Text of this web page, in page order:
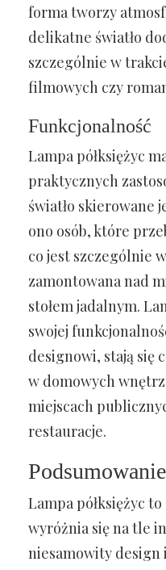
forma tworzy
delikatne światło
szczególnie w
filmowych czy
Funkcjonalność
Lampa półksiężyc
praktycznych
światło skierowane
ono osób, które
co jest szczególnie
zamontowana nad
stołem jadalnym.
swojej
designowi, stają się
w domowych
miejscach
restauracje.
Podsumowanie
Lampa półksiężyc
wyróżnia się na tle
niesamowity design